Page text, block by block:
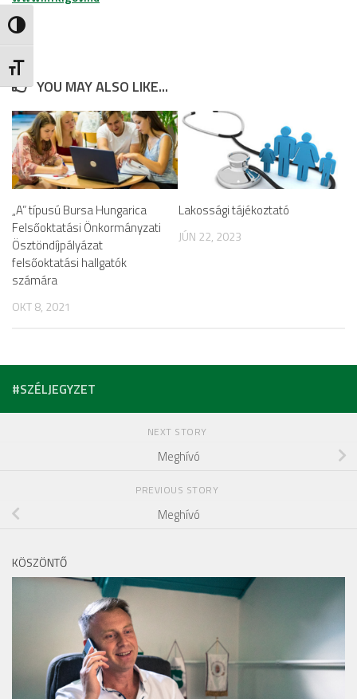
Nagy kontraszt váltása
Betűméret váltása
YOU MAY ALSO LIKE...
„A” típusú Bursa Hungarica
Felsőoktatási Önkormányzati
Ösztöndíjpályázat
felsőoktatási hallgatók
számára
OKT 8, 2021
Lakossági tájékoztató
JÚN 22, 2023
#SZÉLJEGYZET
NEXT STORY
Meghívó
PREVIOUS STORY
Meghívó
KÖSZÖNTŐ